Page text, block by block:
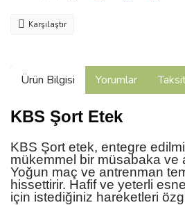
Karşılaştır
Ürün Bilgisi Yorumlar
KBS Şort Etek
KBS Şort etek, entegre
mükemmel bir müsabaka ve
Yoğun maç ve antrenman
hissettirir. Hafif ve yeterli
için istediğiniz hareketleri